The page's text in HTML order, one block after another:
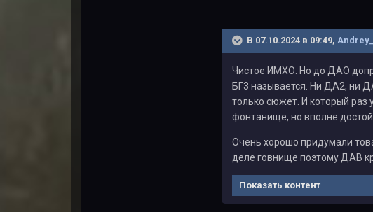
В 07.10.2024 в 09:49,
Чистое ИМХО. Но до ДАО
БГ3 называется. Ни ДА2, ни
только сюжет. И который
фонтанище, но вполне
Очень хорошо придумали
деле говнище поэтому ДАВ
Показать контент